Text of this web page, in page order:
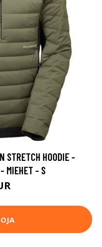
STRETCH HOODIE -
MIEHET - S